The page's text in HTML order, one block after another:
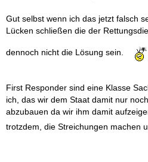
Gut selbst wenn ich das jetzt falsch
Lücken schließen die der
dennoch nicht die Lösung sein.
First Responder sind eine Klasse
ich, das wir dem Staat damit nur
abzubauen da wir ihm damit
trotzdem, die Streichungen machen